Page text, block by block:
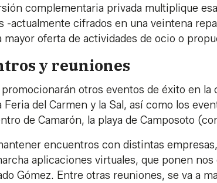
complementaria privada multiplique
-actualmente cifrados en una veintena
mayor oferta de actividades de ocio o
y reuniones
otros eventos de éxito en la
Feria del Carmen y la Sal, así como los
de Camarón, la playa de Camposoto
encuentros con distintas
aplicaciones virtuales, que ponen
Gómez. Entre otras reuniones, se va a